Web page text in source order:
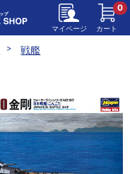
マイページ カート
0
戦艦